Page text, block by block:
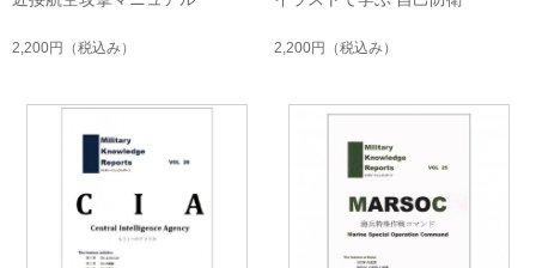
2,200円 （税込み） 2,200円 （税込み）